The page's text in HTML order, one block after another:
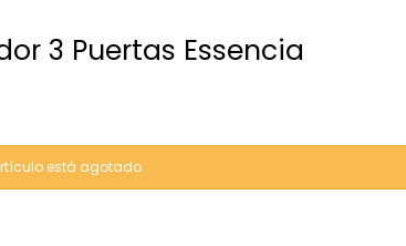
3 Puertas Essencia
está agotado.